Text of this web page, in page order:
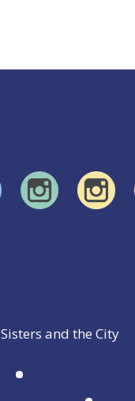
Sisters and the City